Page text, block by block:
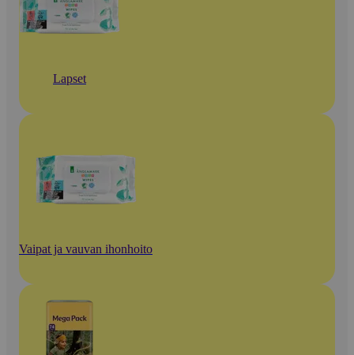
Lapset
Vaipat ja vauvan ihonhoito